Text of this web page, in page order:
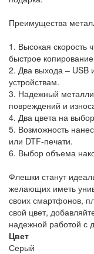
Преимущества
1. Высокая скорость
быстрое
2. Два выхода – USB
устройствам.
3. Надежный
повреждений и
4. Два цвета на
5. Возможность
или DTF-печати.
6. Выбор объема
Флешки станут
желающих иметь
своих смартфонов,
свой цвет,
надежной работой с
Цвет
Серый